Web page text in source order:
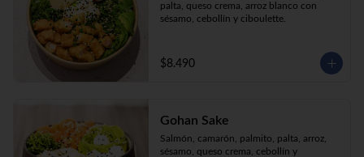
palta, queso crema, arroz blanco con
sésamo, cebollín y ciboulette.
$8.490
Gohan Sake
Salmón, camarón, palmito, palta, arroz,
sésamo, queso crema, cebollín y